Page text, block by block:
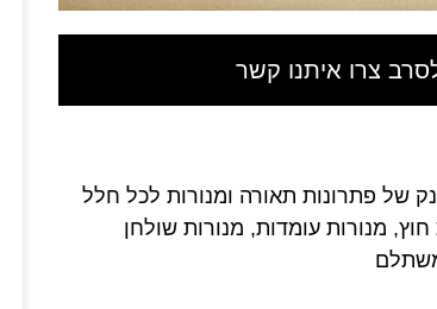
צרו איתנו קשר
של פתרונות תאורה ומנורות לכל חלל
מנורות עומדות, מנורות שולחן